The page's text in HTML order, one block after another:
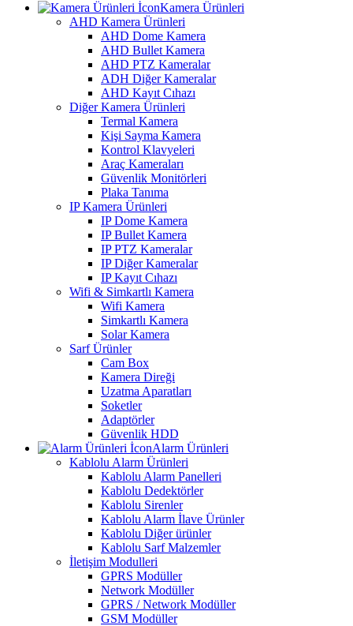
Kamera Ürünleri
AHD Kamera Ürünleri
AHD Dome Kamera
AHD Bullet Kamera
AHD PTZ Kameralar
ADH Diğer Kameralar
AHD Kayıt Cıhazı
Diğer Kamera Ürünleri
Termal Kamera
Kişi Sayma Kamera
Kontrol Klavyeleri
Araç Kameraları
Güvenlik Monitörleri
Plaka Tanıma
IP Kamera Ürünleri
IP Dome Kamera
IP Bullet Kamera
IP PTZ Kameralar
IP Diğer Kameralar
IP Kayıt Cıhazı
Wifi & Simkartlı Kamera
Wifi Kamera
Simkartlı Kamera
Solar Kamera
Sarf Ürünler
Cam Box
Kamera Direği
Uzatma Aparatları
Soketler
Adaptörler
Güvenlik HDD
Alarm Ürünleri
Kablolu Alarm Ürünleri
Kablolu Alarm Panelleri
Kablolu Dedektörler
Kablolu Sirenler
Kablolu Alarm İlave Ürünler
Kablolu Diğer ürünler
Kablolu Sarf Malzemler
İletişim Modulleri
GPRS Modüller
Network Modüller
GPRS / Network Modüller
GSM Modüller